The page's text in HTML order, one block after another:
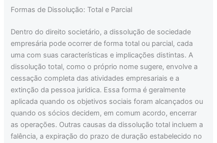
Formas de Dissolução: Total e Parcial
Dentro do direito societário, a dissolução de sociedade
empresária pode ocorrer de forma total ou parcial, cada
uma com suas características e implicações distintas. A
dissolução total, como o próprio nome sugere, envolve a
cessação completa das atividades empresariais e a
extinção da pessoa jurídica. Essa forma é geralmente
aplicada quando os objetivos sociais foram alcançados ou
quando os sócios decidem, em comum acordo, encerrar
as operações. Outras causas da dissolução total incluem a
falência, a expiração do prazo de duração estabelecido no